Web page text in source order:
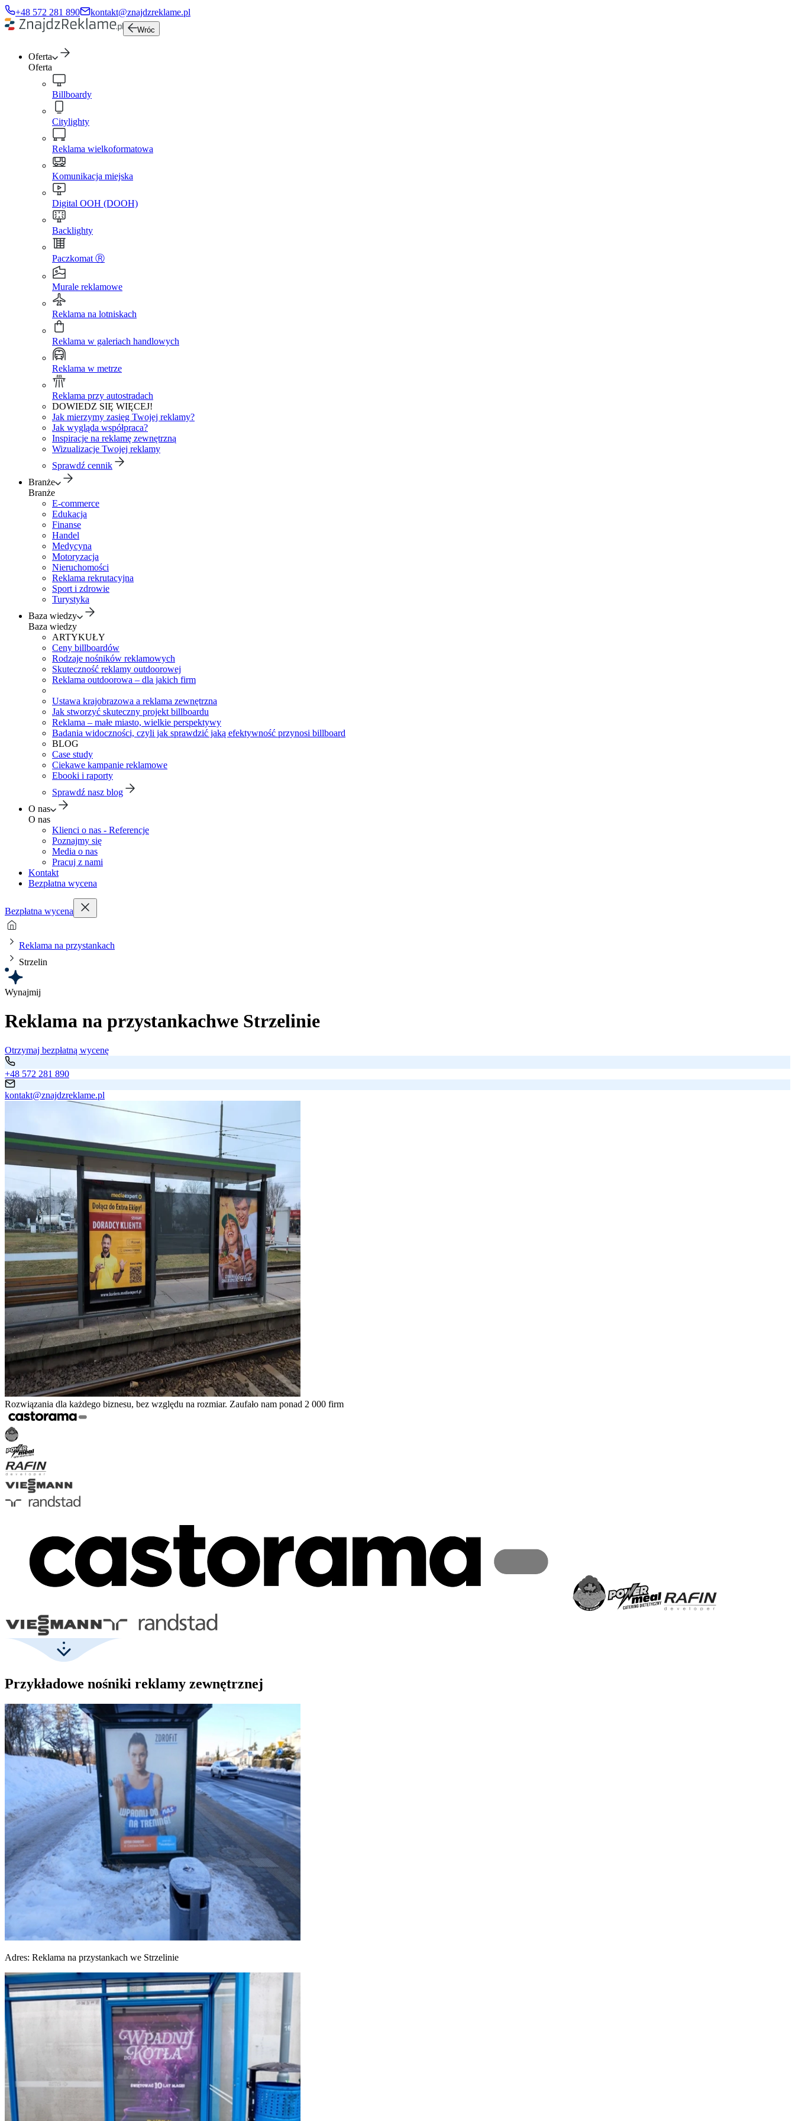
+48 572 281 890 kontakt@znajdzreklame.pl
Wróc
Oferta
Oferta
Billboardy
Citylighty
Reklama wielkoformatowa
Komunikacja miejska
Digital OOH (DOOH)
Backlighty
Paczkomat Ⓡ
Murale reklamowe
Reklama na lotniskach
Reklama w galeriach handlowych
Reklama w metrze
Reklama przy autostradach
DOWIEDZ SIĘ WIĘCEJ!
Jak mierzymy zasięg Twojej reklamy?
Jak wygląda współpraca?
Inspiracje na reklamę zewnętrzną
Wizualizacje Twojej reklamy
Sprawdź cennik
Branże
Branże
E-commerce
Edukacja
Finanse
Handel
Medycyna
Motoryzacja
Nieruchomości
Reklama rekrutacyjna
Sport i zdrowie
Turystyka
Baza wiedzy
Baza wiedzy
ARTYKUŁY
Ceny billboardów
Rodzaje nośników reklamowych
Skuteczność reklamy outdoorowej
Reklama outdoorowa – dla jakich firm
Ustawa krajobrazowa a reklama zewnętrzna
Jak stworzyć skuteczny projekt billboardu
Reklama – małe miasto, wielkie perspektywy
Badania widoczności, czyli jak sprawdzić jaką efektywność przynosi billboard
BLOG
Case study
Ciekawe kampanie reklamowe
Ebooki i raporty
Sprawdź nasz blog
O nas
O nas
Klienci o nas - Referencje
Poznajmy się
Media o nas
Pracuj z nami
Kontakt
Bezpłatna wycena
Bezpłatna wycena
Reklama na przystankach
Strzelin
Wynajmij
Reklama na przystankachwe Strzelinie
Otrzymaj bezpłatną wycenę
+48 572 281 890
kontakt@znajdzreklame.pl
Rozwiązania dla każdego biznesu, bez względu na rozmiar. Zaufało nam ponad 2 000 firm
Przykładowe nośniki reklamy zewnętrznej
Adres: Reklama na przystankach we Strzelinie